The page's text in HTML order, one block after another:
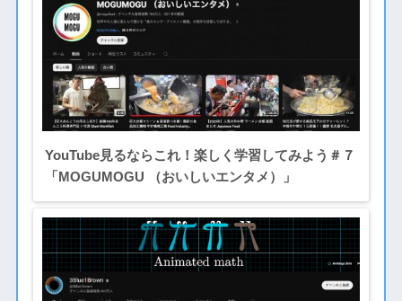
YouTube見るならこれ！楽しく学習してみよう＃７
「MOGUMOGU （おいしいエンタメ）」